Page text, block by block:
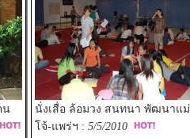
น
นั่งเสื่อ ล้อมวง สนทนา พัฒนาแม่
โจ้-แพร่ฯ : 5/5/2010